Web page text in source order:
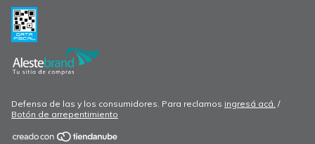
Defensa de las y los consumidores. Para reclamos ingresá acá. /
Botón de arrepentimiento